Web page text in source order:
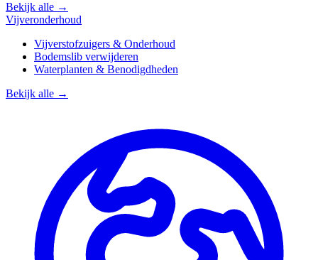
Bekijk alle →
Vijveronderhoud
Vijverstofzuigers & Onderhoud
Bodemslib verwijderen
Waterplanten & Benodigdheden
Bekijk alle →